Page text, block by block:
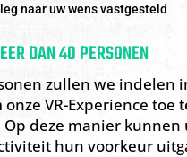
naar uw wens vastgesteld
DAN 40 PERSONEN
zullen we indelen
VR-Experience toe
deze manier kunnen
hun voorkeur